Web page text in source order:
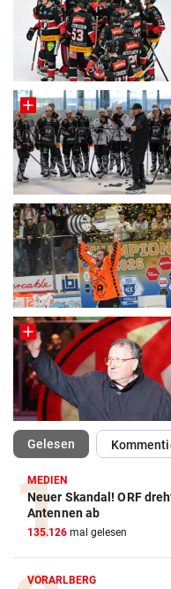
Gelesen(ausgewählt)
MEDIEN
Neuer Skandal! ORF
Antennen ab
135.126 mal gelesen
VORARLBERG
Action-Cam Vergleich
ZUM VERGLEICH
Crosstrainer Vergleich